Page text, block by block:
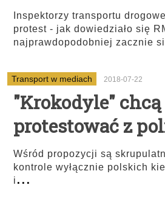
Inspektorzy transportu
protest - jak dowiedziało się
najprawdopodobniej zacznie
Transport w mediach 2018-07-22
"Krokodyle" chcą
protestować z
Wśród propozycji są
kontrole wyłącznie polskich
i...